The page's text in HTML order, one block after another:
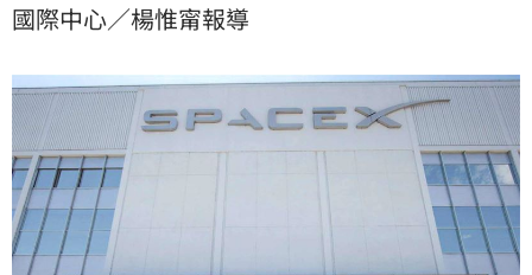
（Trillionaire），也讓大批持有股票的員工身價暴漲。
國際中心／楊惟甯報導